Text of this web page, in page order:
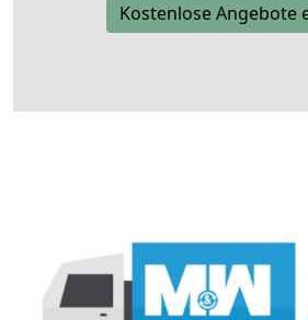
Kostenlose Angebote